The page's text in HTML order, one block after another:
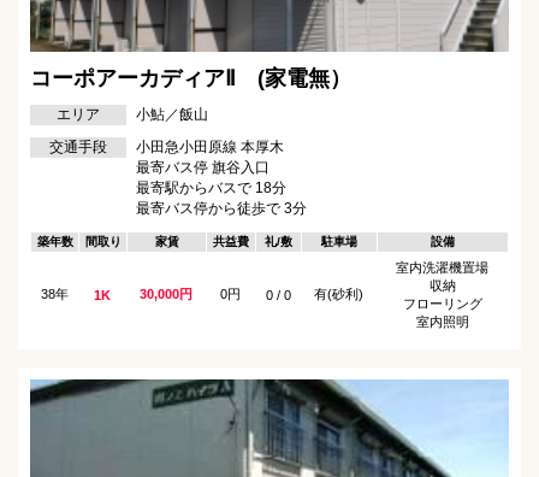
コーポアーカディアⅡ (家電無）
エリア
小鮎／飯山
交通手段
小田急小田原線 本厚木
最寄バス停 旗谷入口
最寄駅からバスで 18分
最寄バス停から徒歩で 3分
築年数 間取り 家賃 共益費 礼/敷 駐車場 設備
38年 1K 30,000円 0円 0 / 0 有(砂利)
室内洗濯機置場
収納
フローリング
室内照明